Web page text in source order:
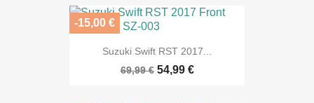
Suzuki Swift RST 2017...
69,99 € 54,99 €
-15,00 €